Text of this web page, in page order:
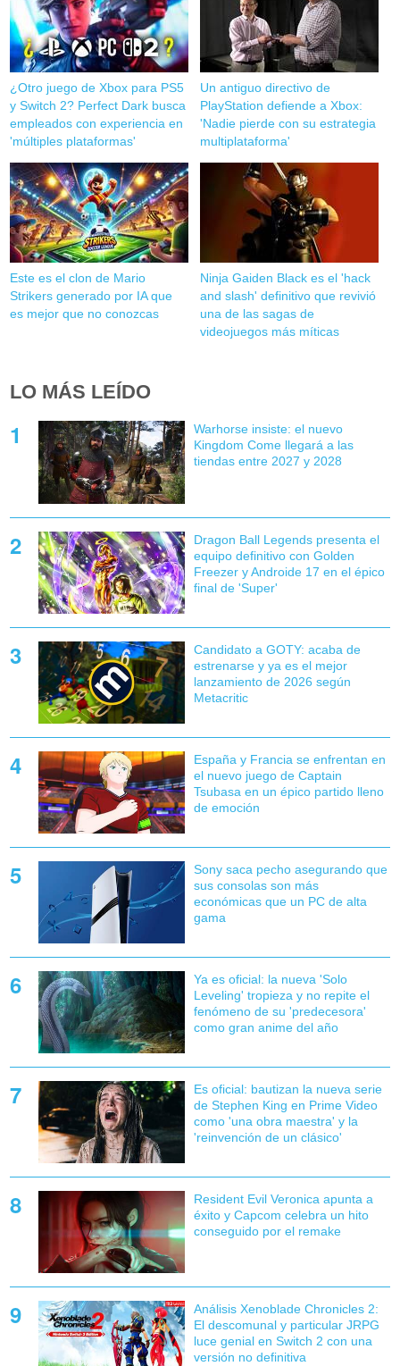
¿Otro juego de Xbox para PS5
y Switch 2? Perfect Dark busca
empleados con experiencia en
'múltiples plataformas'
Un antiguo directivo de
PlayStation defiende a Xbox:
'Nadie pierde con su estrategia
multiplataforma'
Este es el clon de Mario
Strikers generado por IA que
es mejor que no conozcas
Ninja Gaiden Black es el 'hack
and slash' definitivo que revivió
una de las sagas de
videojuegos más míticas
LO MÁS LEÍDO
Warhorse insiste: el nuevo
Kingdom Come llegará a las
tiendas entre 2027 y 2028
Dragon Ball Legends presenta el
equipo definitivo con Golden
Freezer y Androide 17 en el épico
final de 'Super'
Candidato a GOTY: acaba de
estrenarse y ya es el mejor
lanzamiento de 2026 según
Metacritic
España y Francia se enfrentan en
el nuevo juego de Captain
Tsubasa en un épico partido lleno
de emoción
Sony saca pecho asegurando que
sus consolas son más
económicas que un PC de alta
gama
Ya es oficial: la nueva 'Solo
Leveling' tropieza y no repite el
fenómeno de su 'predecesora'
como gran anime del año
Es oficial: bautizan la nueva serie
de Stephen King en Prime Video
como 'una obra maestra' y la
'reinvención de un clásico'
Resident Evil Veronica apunta a
éxito y Capcom celebra un hito
conseguido por el remake
Análisis Xenoblade Chronicles 2:
El descomunal y particular JRPG
luce genial en Switch 2 con una
versión no definitiva